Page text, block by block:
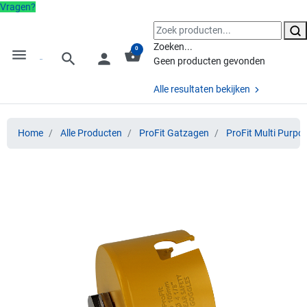
Vragen?
menu search person shopping_basket
0
Zoeken...
Geen producten gevonden
Alle resultaten bekijken
Home Alle Producten ProFit Gatzagen ProFit Multi